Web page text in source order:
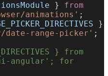
} from
animations' ;
range-picker' ;
} from
angular'; for